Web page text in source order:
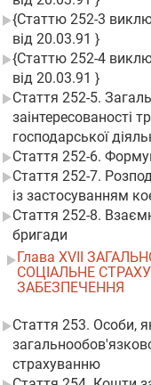
{Статтю 252-3
від 20.03.91 }
{Статтю 252-4
від 20.03.91 }
Стаття 252-5.
заінтересованості
господарської
Стаття 252-6.
Стаття 252-7.
із застосуванням
Стаття 252-8.
бригади
Глава XVII
СОЦІАЛЬНЕ
ЗАБЕЗПЕЧЕННЯ
Стаття 253. Особи,
страхуванню